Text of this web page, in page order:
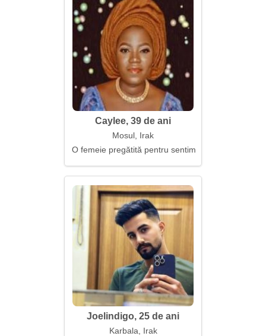
Caylee, 39 de ani
Mosul, Irak
O femeie pregătită pentru sentimente sincere
Joelindigo, 25 de ani
Karbala, Irak